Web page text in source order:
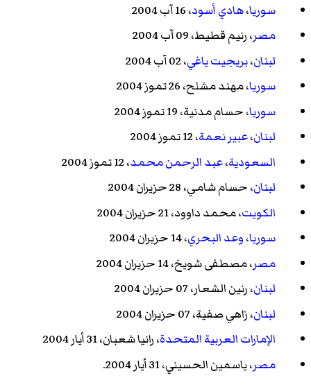
سوريا،هادي أسود، 16 آب 2004
مصر،رنيم قطيط، 09 آب 2004
لبنان،بريجيت ياغي، 02 آب 2004
سوريا،مهند مشلح، 26 تموز 2004
سوريا،حسام مدنية، 19 تموز 2004
لبنان،عبير نعمة، 12 تموز 2004
السعودية،عبد الرحمن محمد، 12 تموز 2004
لبنان،حسام شامي، 28 حزيران 2004
الكويت،محمد داوود، 21 حزيران 2004
سوريا،وعد البحري، 14 حزيران 2004
مصر،مصطفى شويخ، 14 حزيران 2004
لبنان،رنين الشعار، 07 حزيران 2004
لبنان،زاهي صفية، 07 حزيران 2004
الإمارات العربية المتحدة،رانيا شعبان، 31 أيار 2004
مصر،ياسمين الحسيني، 31 أيار 2004.